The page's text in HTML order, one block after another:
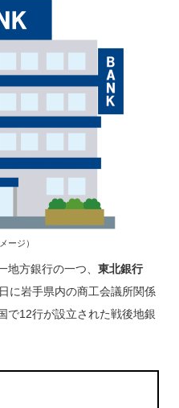
ージ）
方銀行の一つ、 東北銀行
に岩手県内の商工会議所関係
で12行が設立された戦後地銀